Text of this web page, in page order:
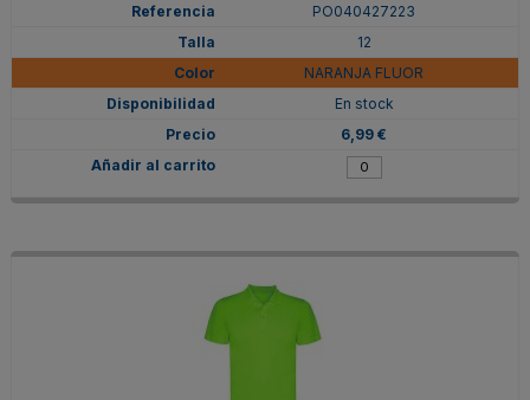
PO040427223
12
NARANJA FLUOR
En stock
6,99 €